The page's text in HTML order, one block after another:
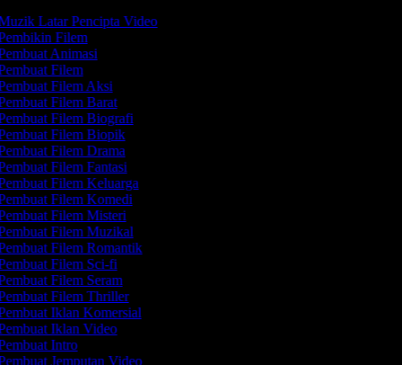
Latar Pencipta Video
Filem
Animasi
Filem
Filem Aksi
Filem Barat
Filem Biografi
Filem Biopik
Filem Drama
Filem Fantasi
Filem Keluarga
Filem Komedi
Filem Misteri
Filem Muzikal
Filem Romantik
Filem Sci-fi
Filem Seram
Filem Thriller
Iklan Komersial
Iklan Video
Intro
Jemputan Video